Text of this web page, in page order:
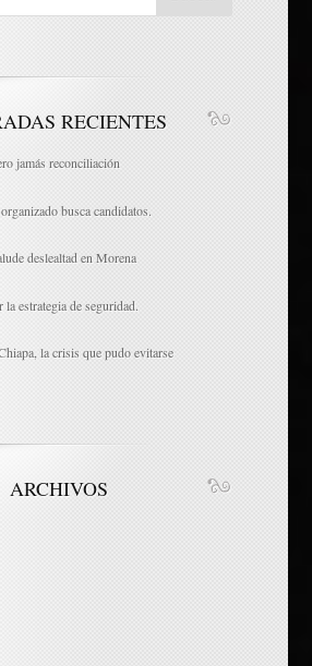
RECIENTES
jamás reconciliación
busca candidatos.
deslealtad en Morena
estrategia de seguridad.
la crisis que pudo evitarse
ARCHIVOS